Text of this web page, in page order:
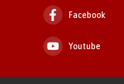
Facebook
Youtube